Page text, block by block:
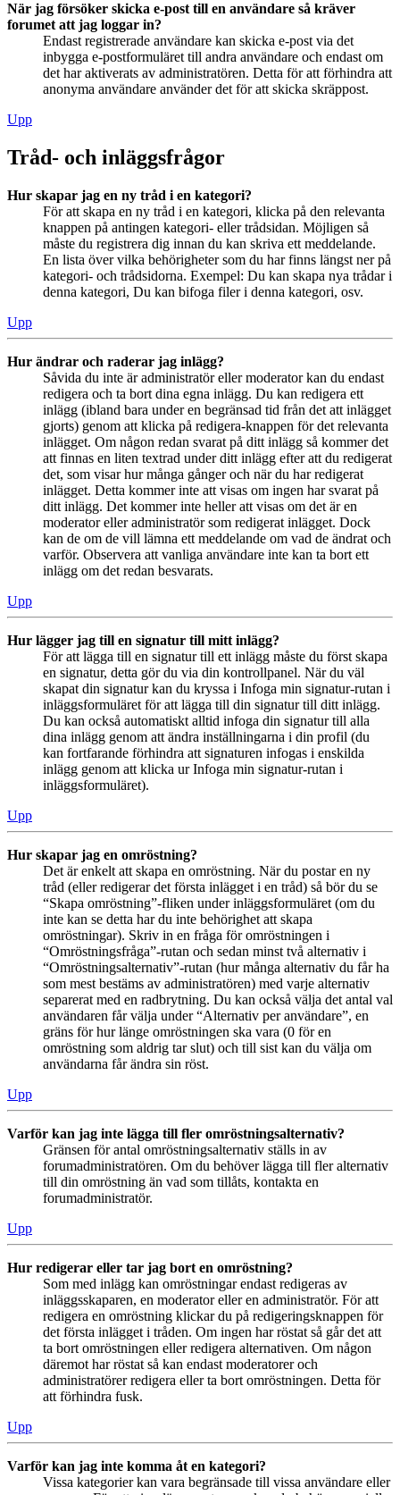
När jag försöker skicka e-post till en användare så kräver
forumet att jag loggar in?
Endast registrerade användare kan skicka e-post via det
inbygga e-postformuläret till andra användare och endast om
det har aktiverats av administratören. Detta för att förhindra att
anonyma användare använder det för att skicka skräppost.
Upp
Tråd- och inläggsfrågor
Hur skapar jag en ny tråd i en kategori?
För att skapa en ny tråd i en kategori, klicka på den relevanta
knappen på antingen kategori- eller trådsidan. Möjligen så
måste du registrera dig innan du kan skriva ett meddelande.
En lista över vilka behörigheter som du har finns längst ner på
kategori- och trådsidorna. Exempel: Du kan skapa nya trådar i
denna kategori, Du kan bifoga filer i denna kategori, osv.
Upp
Hur ändrar och raderar jag inlägg?
Såvida du inte är administratör eller moderator kan du endast
redigera och ta bort dina egna inlägg. Du kan redigera ett
inlägg (ibland bara under en begränsad tid från det att inlägget
gjorts) genom att klicka på redigera-knappen för det relevanta
inlägget. Om någon redan svarat på ditt inlägg så kommer det
att finnas en liten textrad under ditt inlägg efter att du redigerat
det, som visar hur många gånger och när du har redigerat
inlägget. Detta kommer inte att visas om ingen har svarat på
ditt inlägg. Det kommer inte heller att visas om det är en
moderator eller administratör som redigerat inlägget. Dock
kan de om de vill lämna ett meddelande om vad de ändrat och
varför. Observera att vanliga användare inte kan ta bort ett
inlägg om det redan besvarats.
Upp
Hur lägger jag till en signatur till mitt inlägg?
För att lägga till en signatur till ett inlägg måste du först skapa
en signatur, detta gör du via din kontrollpanel. När du väl
skapat din signatur kan du kryssa i Infoga min signatur-rutan i
inläggsformuläret för att lägga till din signatur till ditt inlägg.
Du kan också automatiskt alltid infoga din signatur till alla
dina inlägg genom att ändra inställningarna i din profil (du
kan fortfarande förhindra att signaturen infogas i enskilda
inlägg genom att klicka ur Infoga min signatur-rutan i
inläggsformuläret).
Upp
Hur skapar jag en omröstning?
Det är enkelt att skapa en omröstning. När du postar en ny
tråd (eller redigerar det första inlägget i en tråd) så bör du se
“Skapa omröstning”-fliken under inläggsformuläret (om du
inte kan se detta har du inte behörighet att skapa
omröstningar). Skriv in en fråga för omröstningen i
“Omröstningsfråga”-rutan och sedan minst två alternativ i
“Omröstningsalternativ”-rutan (hur många alternativ du får ha
som mest bestäms av administratören) med varje alternativ
separerat med en radbrytning. Du kan också välja det antal val
användaren får välja under “Alternativ per användare”, en
gräns för hur länge omröstningen ska vara (0 för en
omröstning som aldrig tar slut) och till sist kan du välja om
användarna får ändra sin röst.
Upp
Varför kan jag inte lägga till fler omröstningsalternativ?
Gränsen för antal omröstningsalternativ ställs in av
forumadministratören. Om du behöver lägga till fler alternativ
till din omröstning än vad som tillåts, kontakta en
forumadministratör.
Upp
Hur redigerar eller tar jag bort en omröstning?
Som med inlägg kan omröstningar endast redigeras av
inläggsskaparen, en moderator eller en administratör. För att
redigera en omröstning klickar du på redigeringsknappen för
det första inlägget i tråden. Om ingen har röstat så går det att
ta bort omröstningen eller redigera alternativen. Om någon
däremot har röstat så kan endast moderatorer och
administratörer redigera eller ta bort omröstningen. Detta för
att förhindra fusk.
Upp
Varför kan jag inte komma åt en kategori?
Vissa kategorier kan vara begränsade till vissa användare eller